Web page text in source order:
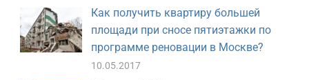
Как получить квартиру большей
площади при сносе пятиэтажки по
программе реновации в Москве?
10.05.2017